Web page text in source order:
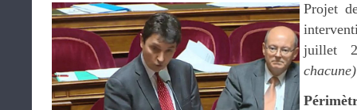
Projet
juillet